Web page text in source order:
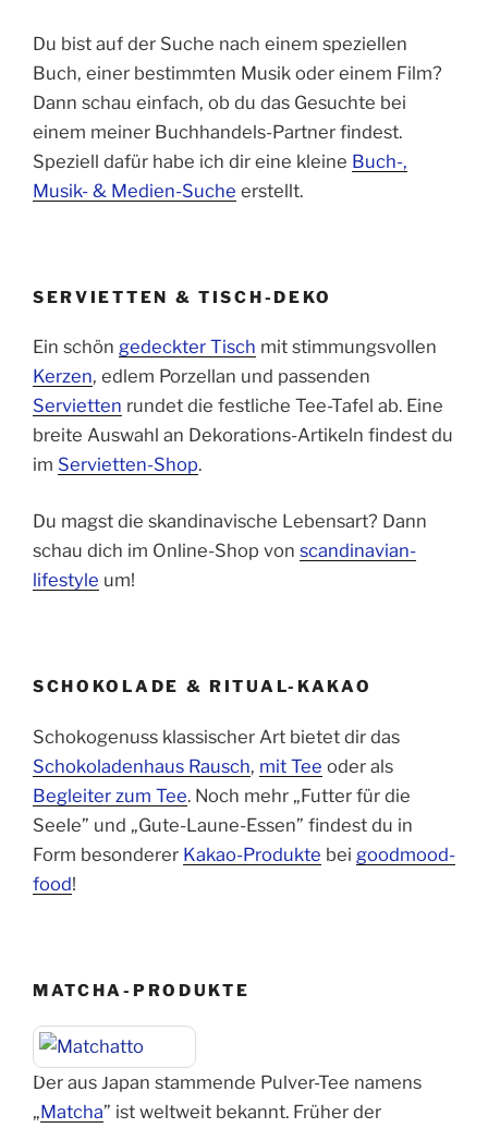
Du bist auf der Suche nach einem speziellen
Buch, einer bestimmten Musik oder einem Film?
Dann schau einfach, ob du das Gesuchte bei
einem meiner Buchhandels-Partner findest.
Speziell dafür habe ich dir eine kleine Buch-,
Musik- & Medien-Suche erstellt.
SERVIETTEN & TISCH-DEKO
Ein schön gedeckter Tisch mit stimmungsvollen
Kerzen, edlem Porzellan und passenden
Servietten rundet die festliche Tee-Tafel ab. Eine
breite Auswahl an Dekorations-Artikeln findest du
im Servietten-Shop.
Du magst die skandinavische Lebensart? Dann
schau dich im Online-Shop von scandinavian-
lifestyle um!
SCHOKOLADE & RITUAL-KAKAO
Schokogenuss klassischer Art bietet dir das
Schokoladenhaus Rausch, mit Tee oder als
Begleiter zum Tee. Noch mehr „Futter für die
Seele” und „Gute-Laune-Essen” findest du in
Form besonderer Kakao-Produkte bei goodmood-
food!
MATCHA-PRODUKTE
Der aus Japan stammende Pulver-Tee namens
„Matcha” ist weltweit bekannt. Früher der